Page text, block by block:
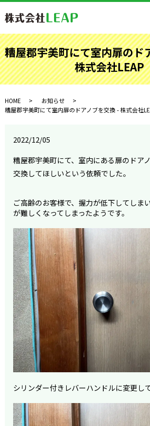
糟屋郡宇美町にて室内扉のド
株式会社LEAP
HOME
お知らせ
糟屋郡宇美町にて室内扉のドアノブを交換 - 株式会社
2022/12/05
糟屋郡宇美町にて、室内にある扉のドア
交換してほしいという依頼でした。
ご高齢のお客様で、握力が低下してしま
が難しくなってしまったようです。
シリンダー付きレバーハンドルに変更し